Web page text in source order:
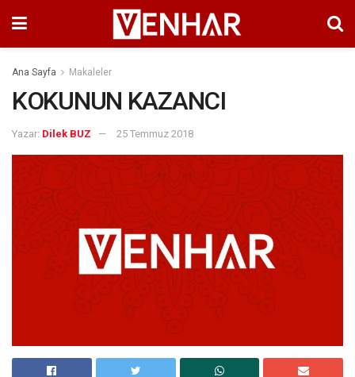
Ana Sayfa Makaleler
KOKUNUN KAZANCI
Yazar: Dilek BUZ 25 Temmuz 2018